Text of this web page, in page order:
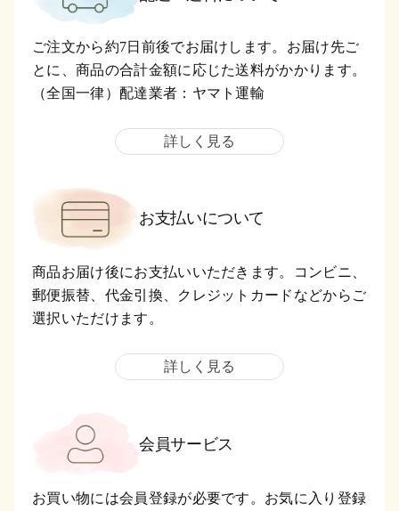
ご注文から約7日前後でお届けします。お届け先ご
とに、商品の合計金額に応じた送料がかかります。
（全国一律）配達業者：ヤマト運輸
詳しく見る
お支払いについて
商品お届け後にお支払いいただきます。コンビニ、
郵便振替、代金引換、クレジットカードなどからご
選択いただけます。
詳しく見る
会員サービス
お買い物には会員登録が必要です。お気に入り登録